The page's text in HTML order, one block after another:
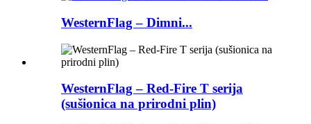
WesternFlag – Dimni...
WesternFlag – Red-Fire T serija
(sušionica na prirodni plin)